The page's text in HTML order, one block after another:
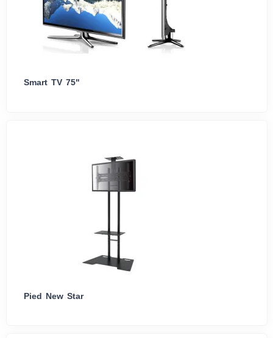
Smart TV 75"
Pied New Star